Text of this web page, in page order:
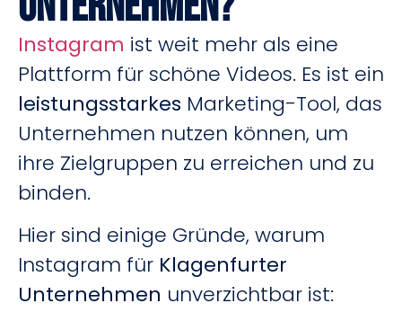
Instagram ist weit mehr als eine
Plattform für schöne Videos. Es ist ein
leistungsstarkes Marketing-Tool, das
Unternehmen nutzen können, um
ihre Zielgruppen zu erreichen und zu
binden.
Hier sind einige Gründe, warum
Instagram für Klagenfurter
Unternehmen unverzichtbar ist: